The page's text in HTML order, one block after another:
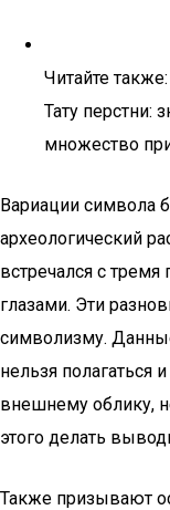
Читайте также:
Тату перстни:
множество
Вариации символа
археологический
встречался с
глазами. Эти
символизму.
нельзя полагаться
внешнему облику,
этого делать
Также призывают